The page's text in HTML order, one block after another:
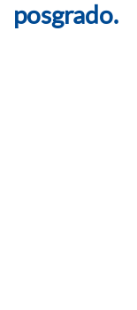
posgrado.